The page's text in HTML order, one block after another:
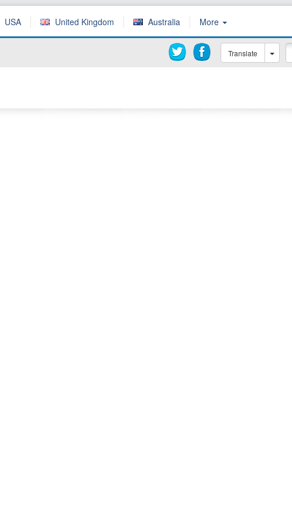
USA United Kingdom Australia More
Translate